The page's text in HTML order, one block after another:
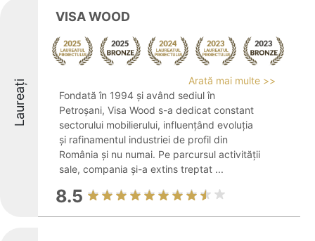
Laureați
VISA WOOD
Arată mai multe >>
Fondată în 1994 și având sediul în
Petroșani, Visa Wood s-a dedicat constant
sectorului mobilierului, influențând evoluția
și rafinamentul industriei de profil din
România și nu numai. Pe parcursul activității
sale, compania și-a extins treptat ...
8.5